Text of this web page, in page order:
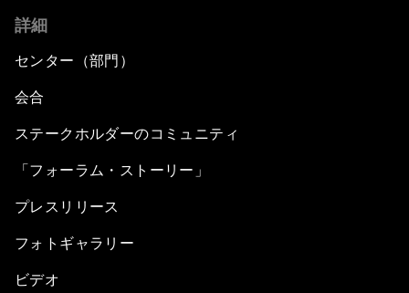
詳細
センター（部門）
会合
ステークホルダーのコミュニティ
「フォーラム・ストーリー」
プレスリリース
フォトギャラリー
ビデオ